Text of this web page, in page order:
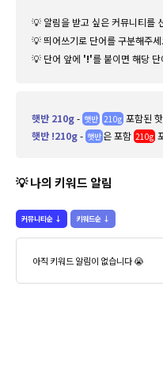
프로틴
일주일 동안 크리넥스 키워
일주일 동안 스팸 키워드
일주일 동안
일주일 동안기프트
일주일 동안 탄산수키워
💡️ 알림을 받고 싶은 커뮤니티를
💡️ 띄어쓰기로 단어를 구분해주
💡️ 단어 앞에 '!'를 붙이면 해당
햇반 210g- 햇반 210g 포함된
햇반 !210g- 햇반 은 포함 210g
💡️ 나의 키워드 알림
커뮤니티순 ↓ 키워드순 ↓
아직 키워드 알림이 없습니다 😭